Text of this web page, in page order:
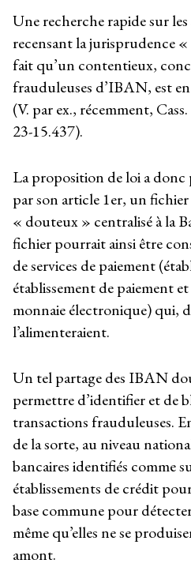
Une recherche rapide sur
recensant la jurisprudence
fait qu’un contentieux,
frauduleuses d’IBAN, est
(V. par ex., récemment,
23-15.437).
La proposition de loi a
par son article 1er, un
« douteux » centralisé à la
fichier pourrait ainsi être
de services de paiement
établissement de paiement
monnaie électronique) qui,
l’alimenteraient.
Un tel partage des IBAN
permettre d’identifier et de
transactions frauduleuses.
de la sorte, au niveau
bancaires identifiés comme
établissements de crédit
base commune pour
même qu’elles ne se
amont.